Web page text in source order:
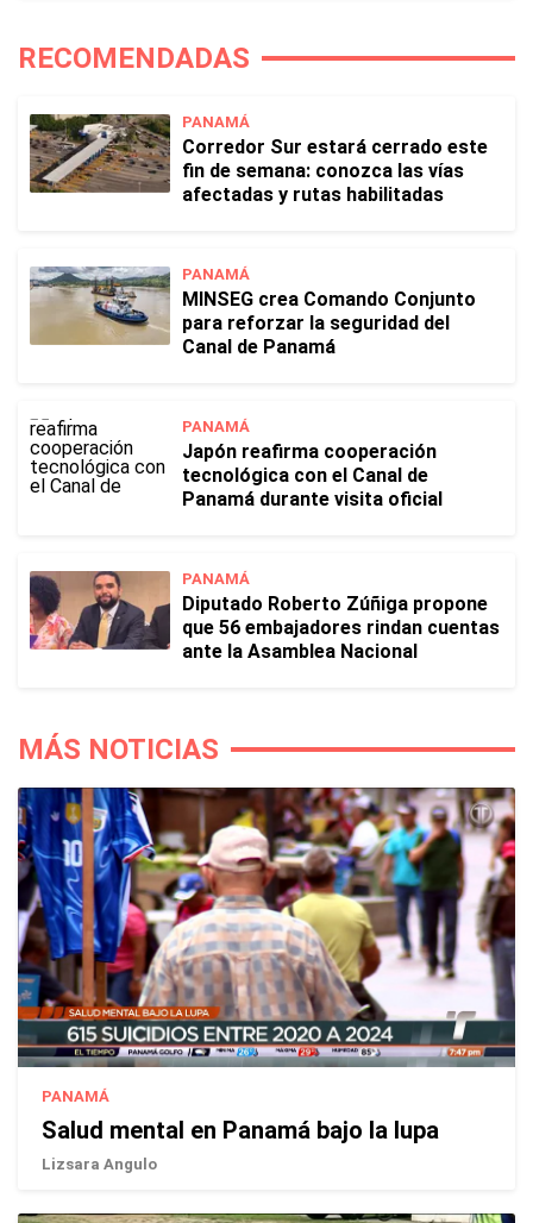
RECOMENDADAS
PANAMÁ
Corredor Sur estará cerrado este
fin de semana: conozca las vías
afectadas y rutas habilitadas
PANAMÁ
MINSEG crea Comando Conjunto
para reforzar la seguridad del
Canal de Panamá
PANAMÁ
Japón reafirma cooperación
tecnológica con el Canal de
Panamá durante visita oficial
PANAMÁ
Diputado Roberto Zúñiga propone
que 56 embajadores rindan cuentas
ante la Asamblea Nacional
MÁS NOTICIAS
PANAMÁ
Salud mental en Panamá bajo la lupa
Lizsara Angulo